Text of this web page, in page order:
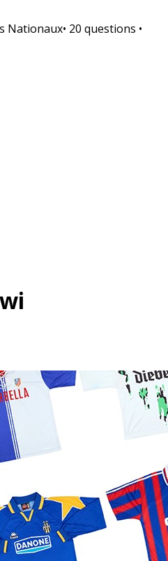
Nationaux• 20 questions •